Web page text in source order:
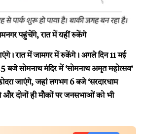
पहुंचेंगे, रात में यहीं रुकेंगे
रात में जामगर में रुकेंगे। अगले दिन 11 मई
बजे सोमनाथ मंदिर में ‘सोमनाथ अमृत महोत्सव’
जाएंगे, जहां लगभग 6 बजे ‘सरदारधाम
और दोनों ही मौकों पर जनसभाओं को भी